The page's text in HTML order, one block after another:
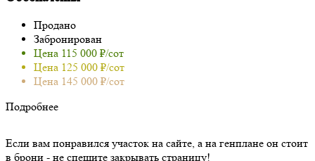
Продано
Забронирован
Цена 115 000 ₽/сот
Цена 125 000 ₽/сот
Цена 145 000 ₽/сот
Подробнее
Если вам понравился участок на сайте, а на генплане он стоит
в брони - не спешите закрывать страницу!